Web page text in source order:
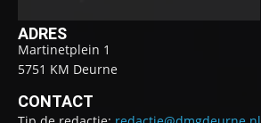
ADRES
Martinetplein 1
5751 KM Deurne
CONTACT